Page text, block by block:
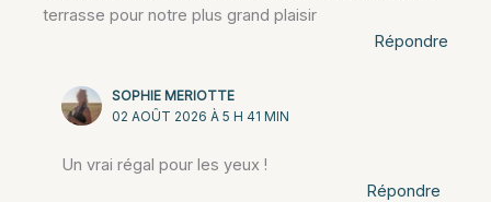
terrasse pour notre plus grand plaisir
Répondre
SOPHIE MERIOTTE
02 AOÛT 2026 À 5 H 41 MIN
Un vrai régal pour les yeux !
Répondre